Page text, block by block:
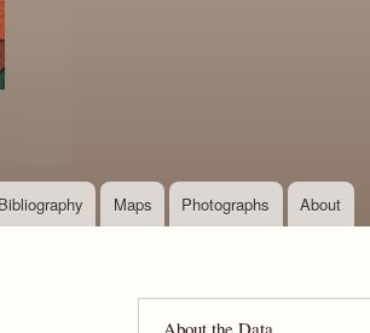
Bibliography Maps Photographs About